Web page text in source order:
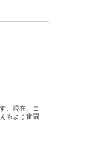
。現在、コ
るよう奮闘